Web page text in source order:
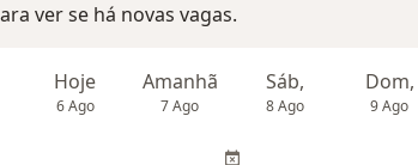
ver se há novas vagas.
Hoje
6 Ago
Amanhã
7 Ago
Sáb,
8 Ago
Dom,
9 Ago